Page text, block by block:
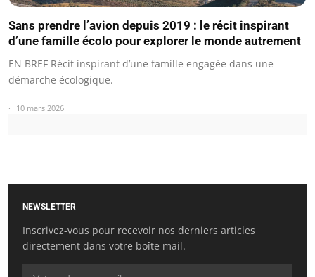
Sans prendre l’avion depuis 2019 : le récit inspirant
d’une famille écolo pour explorer le monde autrement
EN BREF Récit inspirant d’une famille engagée dans une
démarche écologique.
10 mars 2026
NEWSLETTER
Inscrivez-vous pour recevoir nos derniers articles
directement dans votre boîte mail.